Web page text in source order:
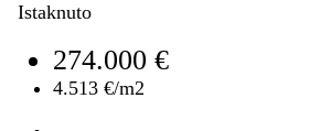
Istaknuto
274.000 €
4.513 €/m2